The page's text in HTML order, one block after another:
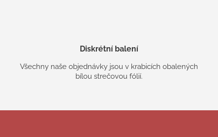
Diskrétní balení
Všechny naše objednávky jsou v krabicích obalených
bílou strečovou fólií.